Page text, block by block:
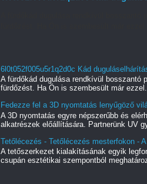
6l0t052f005u5r1q2d0c Kád
A fürdőkád dugulása rendkívül bosszantó
fürdőzést. Ha Ön is szembesült már
Fedezze fel a 3D nyomtatás lenyűgöző
A 3D nyomtatás egyre népszerűbb és
alkatrészek előállítására. Partnerünk UV
Tetőlécezés - Tetőlécezés mesterfokon -
A tetőszerkezet kialakításának egyik
csupán esztétikai szempontból